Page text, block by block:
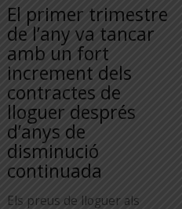
El primer trimestre
de l’any va tancar
amb un fort
increment dels
contractes de
lloguer després
d’anys de
disminució
continuada
Els preus de lloguer als